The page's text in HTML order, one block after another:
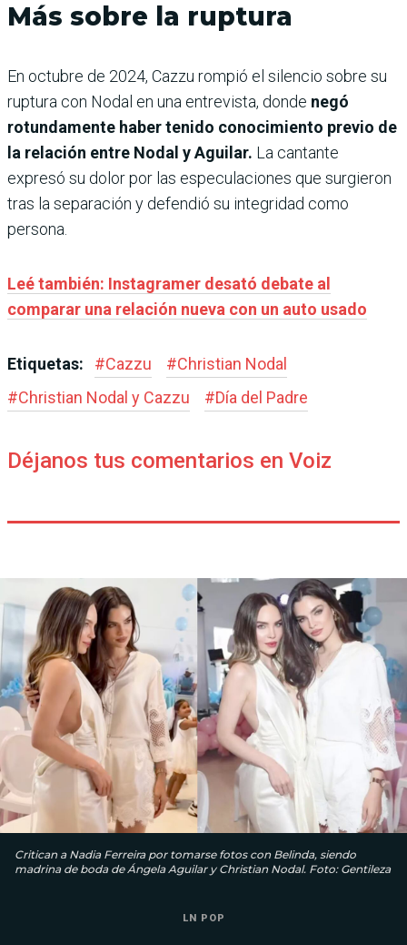
Más sobre la ruptura
En octubre de 2024, Cazzu rompió el silencio sobre su
ruptura con Nodal en una entrevista, donde negó
rotundamente haber tenido conocimiento previo de
la relación entre Nodal y Aguilar. La cantante
expresó su dolor por las especulaciones que surgieron
tras la separación y defendió su integridad como
persona.
Leé también: Instagramer desató debate al
comparar una relación nueva con un auto usado
Etiquetas: #Cazzu #Christian Nodal
#Christian Nodal y Cazzu #Día del Padre
Déjanos tus comentarios en Voiz
Critican a Nadia Ferreira por tomarse fotos con Belinda, siendo
madrina de boda de Ángela Aguilar y Christian Nodal. Foto: Gentileza
LN POP